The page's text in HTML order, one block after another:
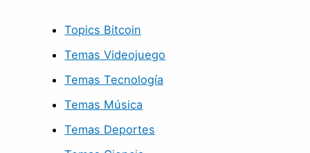
Topics Bitcoin
Temas Videojuego
Temas Tecnología
Temas Música
Temas Deportes